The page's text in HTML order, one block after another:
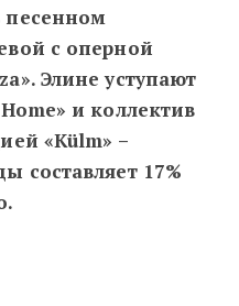
песенном
с оперной
Элине уступают
и коллектив
«Külm» –
составляет 17%